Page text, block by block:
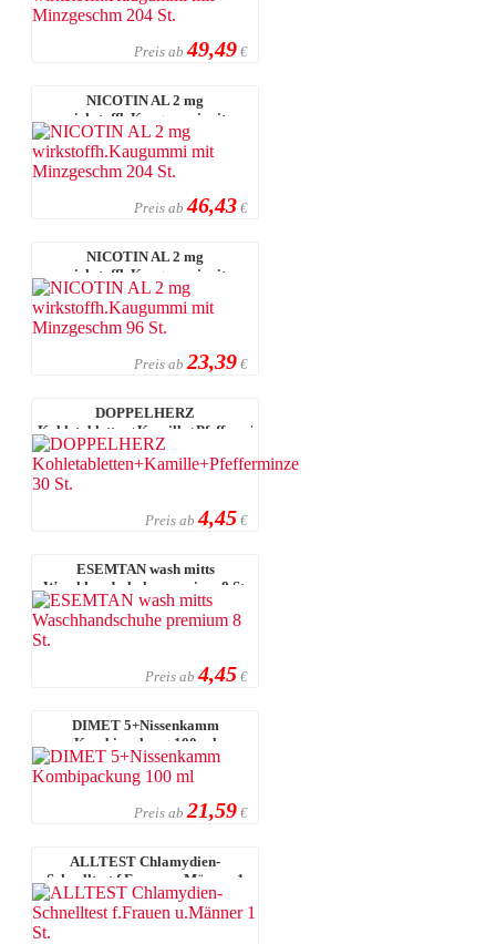
Preis ab 49,49 €
NICOTIN AL 2 mg
wirkstoffh.Kaugummi mit
Minzgeschm 204 St.
Preis ab 46,43 €
NICOTIN AL 2 mg
wirkstoffh.Kaugummi mit
Minzgeschm 96 St.
Preis ab 23,39 €
DOPPELHERZ
Kohletabletten+Kamille+Pfefferminze
30 St.
Preis ab 4,45 €
ESEMTAN wash mitts
Waschhandschuhe premium 8 St.
Preis ab 4,45 €
DIMET 5+Nissenkamm
Kombipackung 100 ml
Preis ab 21,59 €
ALLTEST Chlamydien-
Schnelltest f.Frauen u.Männer 1
St.